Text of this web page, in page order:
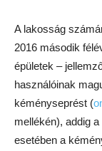
A lakosság
2016 második
épületek –
használóinak
kéményseprést (
mellékén), addig
esetében a